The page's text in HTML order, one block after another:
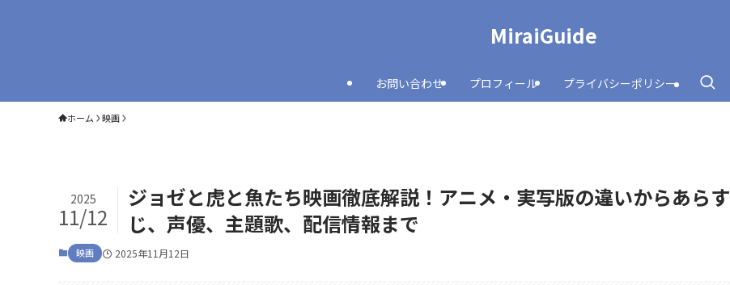
MiraiGuide
お問い合わせ プロフィール プライバシーポリシー
ホーム 映画
ジョゼと虎と魚たち映画徹底解説！アニメ・実写版の違いからあらす
じ、声優、主題歌、配信情報まで
2025
11/12
映画 2025年11月12日